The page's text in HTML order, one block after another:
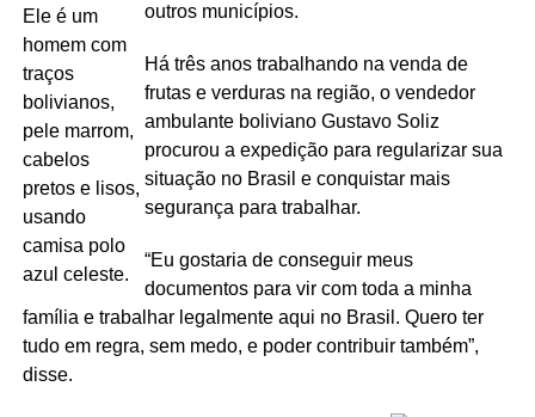
outros municípios.
Há três anos trabalhando na venda de
frutas e verduras na região, o vendedor
ambulante boliviano Gustavo Soliz
procurou a expedição para regularizar sua
situação no Brasil e conquistar mais
segurança para trabalhar.
“Eu gostaria de conseguir meus
documentos para vir com toda a minha
família e trabalhar legalmente aqui no Brasil. Quero ter
tudo em regra, sem medo, e poder contribuir também”,
disse.